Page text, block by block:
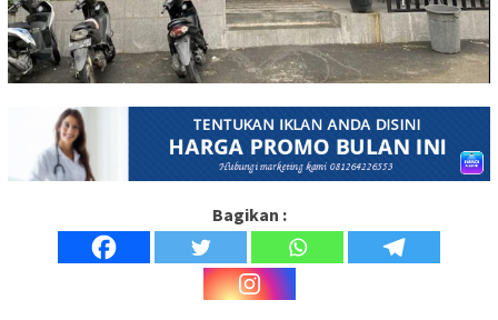
Bagikan :